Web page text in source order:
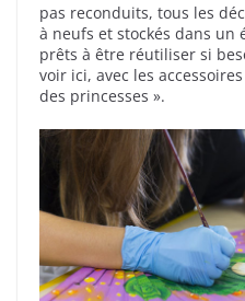
pas reconduits, tous les
à neufs et stockés dans un
prêts à être réutiliser si
voir ici, avec les
des princesses ».